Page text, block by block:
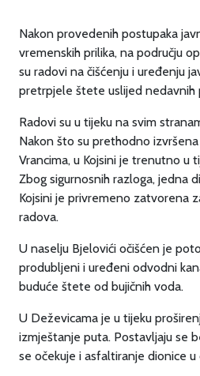
Nakon provedenih postupaka
vremenskih prilika, na području
su radovi na čišćenju i uređenju
pretrpjele štete uslijed nedavnih
Radovi su u tijeku na svim
Nakon što su prethodno izvršena
Vrancima, u Kojsini je trenutno u
Zbog sigurnosnih razloga, jedna
Kojsini je privremeno zatvorena
radova.
U naselju Bjelovići očišćen je
produbljeni i uređeni odvodni
buduće štete od bujičnih voda.
U Deževicama je u tijeku
izmještanje puta. Postavljaju se
se očekuje i asfaltiranje dionice